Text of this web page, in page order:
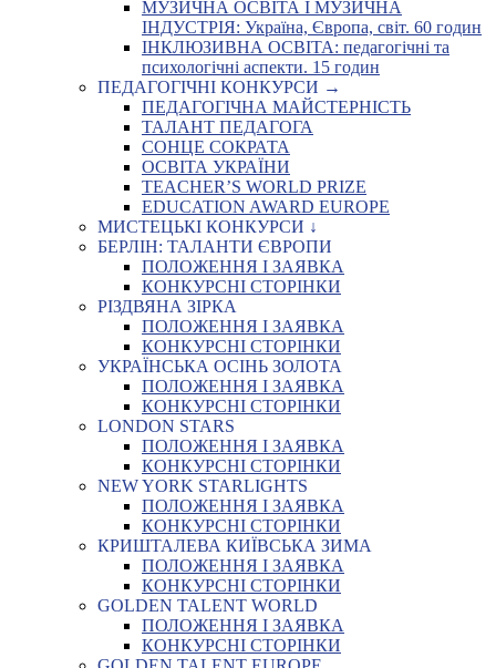
МУЗИЧНА ОСВІТА І МУЗИЧНА
ІНДУСТРІЯ: Україна, Європа, світ. 60 годин
ІНКЛЮЗИВНА ОСВІТА: педагогічні та
психологічні аспекти. 15 годин
ПЕДАГОГІЧНІ КОНКУРСИ →
ПЕДАГОГІЧНА МАЙСТЕРНІСТЬ
ТАЛАНТ ПЕДАГОГА
СОНЦЕ СОКРАТА
ОСВІТА УКРАЇНИ
TEACHER’S WORLD PRIZE
EDUCATION AWARD EUROPE
МИСТЕЦЬКІ КОНКУРСИ ↓
БЕРЛІН: ТАЛАНТИ ЄВРОПИ
ПОЛОЖЕННЯ І ЗАЯВКА
КОНКУРСНІ СТОРІНКИ
РІЗДВЯНА ЗІРКА
ПОЛОЖЕННЯ І ЗАЯВКА
КОНКУРСНІ СТОРІНКИ
УКРАЇНСЬКА ОСІНЬ ЗОЛОТА
ПОЛОЖЕННЯ І ЗАЯВКА
КОНКУРСНІ СТОРІНКИ
LONDON STARS
ПОЛОЖЕННЯ І ЗАЯВКА
КОНКУРСНІ СТОРІНКИ
NEW YORK STARLIGHTS
ПОЛОЖЕННЯ І ЗАЯВКА
КОНКУРСНІ СТОРІНКИ
КРИШТАЛЕВА КИЇВСЬКА ЗИМА
ПОЛОЖЕННЯ І ЗАЯВКА
КОНКУРСНІ СТОРІНКИ
GOLDEN TALENT WORLD
ПОЛОЖЕННЯ І ЗАЯВКА
КОНКУРСНІ СТОРІНКИ